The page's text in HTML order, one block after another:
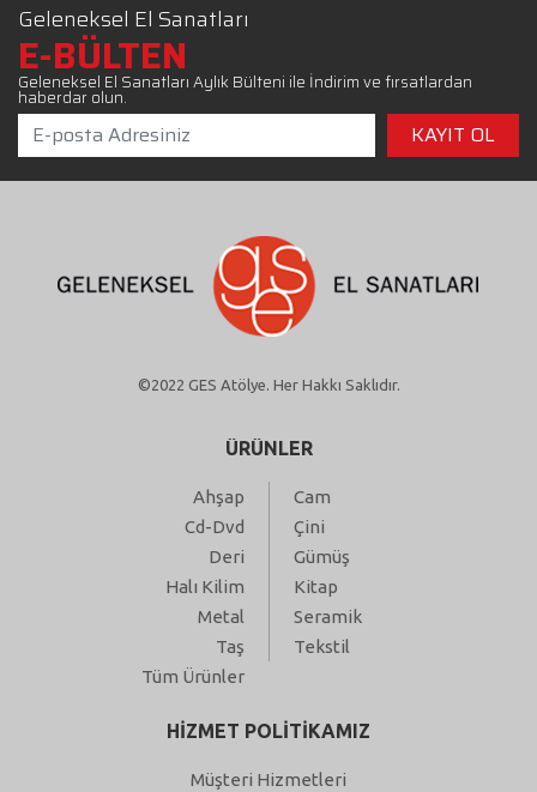
Geleneksel El Sanatları
E-BÜLTEN
Geleneksel El Sanatları Aylık Bülteni ile İndirim ve fırsatlardan
haberdar olun.
©2022 GES Atölye. Her Hakkı Saklıdır.
ÜRÜNLER
Ahşap
Cam
Cd-Dvd
Çini
Deri
Gümüş
Halı Kilim
Kitap
Metal
Seramik
Taş
Tekstil
Tüm Ürünler
HİZMET POLİTİKAMIZ
Müşteri Hizmetleri